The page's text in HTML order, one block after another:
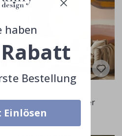
Farbenfrohes Muster
22,00 €
haben
Bestellung
Einlösen